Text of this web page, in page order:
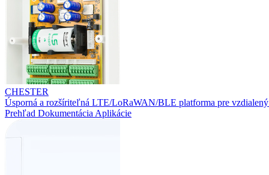
CHESTER
Úsporná a rozšíriteľná LTE/LoRaWAN/BLE platforma pre
Prehľad Dokumentácia Aplikácie